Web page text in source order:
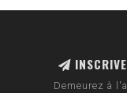
Demeurez à